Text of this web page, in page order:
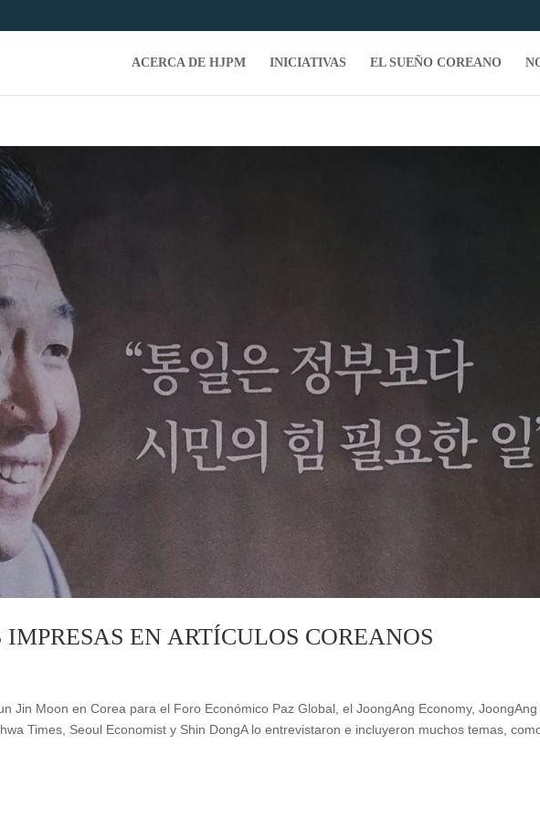
ACERCA DE HJPM INICIATIVAS EL SUEÑO COREANO
EN ARTÍCULOS COREANOS
Jin Moon en Corea para el Foro Económico Paz Global, el JoongAng Economy, JoongAng
Times, Seoul Economist y Shin DongA lo entrevistaron e incluyeron muchos temas,